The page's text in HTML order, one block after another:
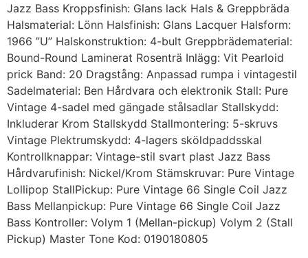
Jazz Bass Kroppsfinish: Glans lack Hals & Greppbräda
Halsmaterial: Lönn Halsfinish: Glans Lacquer Halsform:
1966 ”U” Halskonstruktion: 4-bult Greppbrädematerial:
Bound-Round Laminerat Rosenträ Inlägg: Vit Pearloid
prick Band: 20 Dragstång: Anpassad rumpa i vintagestil
Sadelmaterial: Ben Hårdvara och elektronik Stall: Pure
Vintage 4-sadel med gängade stålsadlar Stallskydd:
Inkluderar Krom Stallskydd Stallmontering: 5-skruvs
Vintage Plektrumskydd: 4-lagers sköldpaddsskal
Kontrollknappar: Vintage-stil svart plast Jazz Bass
Hårdvarufinish: Nickel/Krom Stämskruvar: Pure Vintage
Lollipop StallPickup: Pure Vintage 66 Single Coil Jazz
Bass Mellanpickup: Pure Vintage 66 Single Coil Jazz
Bass Kontroller: Volym 1 (Mellan-pickup) Volym 2 (Stall
Pickup) Master Tone Kod: 0190180805